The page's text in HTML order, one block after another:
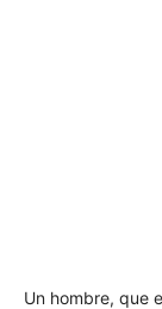
Un hombre, que